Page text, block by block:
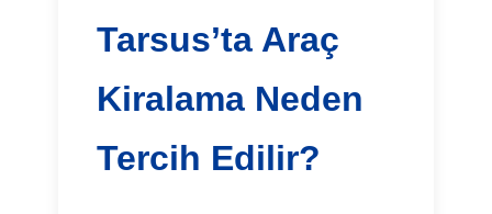
Tarsus’ta Araç
Kiralama Neden
Tercih Edilir?